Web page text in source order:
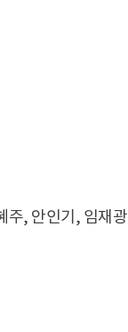
주, 안인기, 임재광